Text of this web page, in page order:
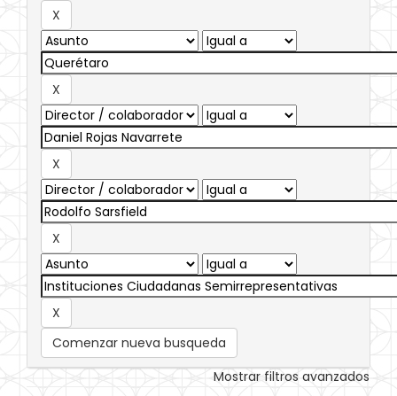
Comenzar nueva busqueda
Mostrar filtros avanzados